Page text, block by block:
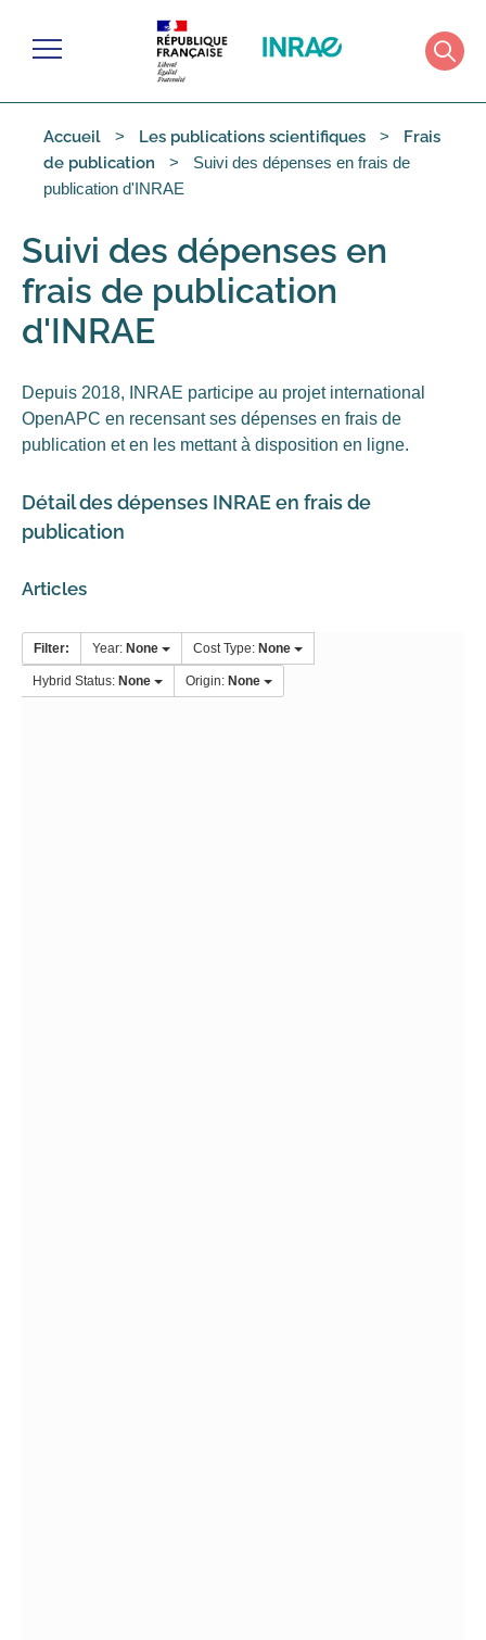
Menu
Accueil Les publications scientifiques
Frais
de publication
Suivi des dépenses en frais de
publication d'INRAE
Suivi des dépenses en
frais de publication
d'INRAE
Depuis 2018, INRAE participe au projet international
OpenAPC en recensant ses dépenses en frais de
publication et en les mettant à disposition en ligne.
Détail des dépenses INRAE en frais de
publication
Articles